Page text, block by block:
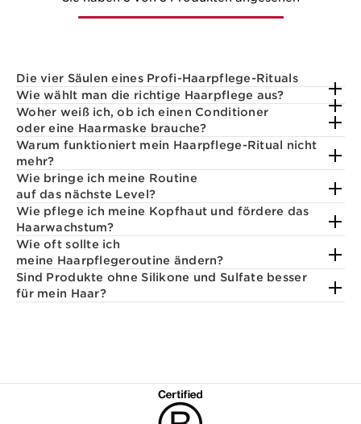
Die vier Säulen eines Profi-Haarpflege-Rituals
Wie wählt man die richtige Haarpflege aus?
Woher weiß ich, ob ich einen Conditioner
oder eine Haarmaske brauche?
Warum funktioniert mein Haarpflege-Ritual nicht
mehr?
Wie bringe ich meine Routine
auf das nächste Level?
Wie pflege ich meine Kopfhaut und fördere das
Haarwachstum?
Wie oft sollte ich
meine Haarpflegeroutine ändern?
Sind Produkte ohne Silikone und Sulfate besser
für mein Haar?